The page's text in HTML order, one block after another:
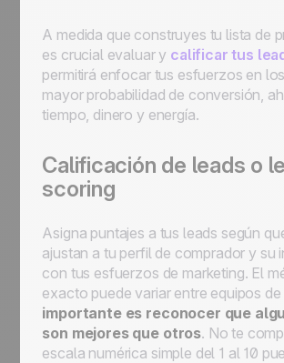
A medida que construyes tu lista de
es crucial evaluar y calificar tus
permitirá enfocar tus esfuerzos en
mayor probabilidad de conversión,
tiempo, dinero y energía.
Calificación de leads o
scoring
Asigna puntajes a tus leads según
ajustan a tu perfil de comprador y su
con tus esfuerzos de marketing. El
exacto puede variar entre equipos
importante es reconocer que
son mejores que otros. No te
escala numérica simple del 1 al 10